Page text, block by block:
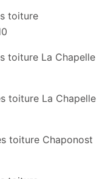
toiture
toiture La Chapelle
toiture La Chapelle
toiture Chaponost